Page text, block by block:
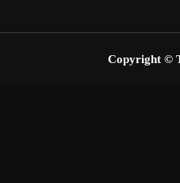
Copyright